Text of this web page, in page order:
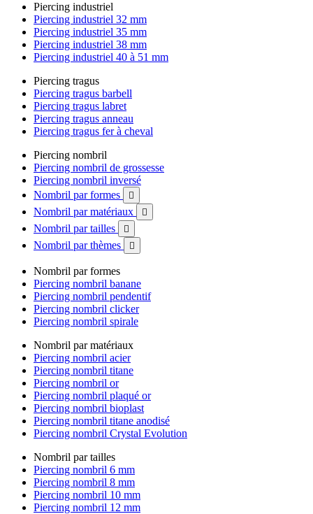
Piercing industriel
Piercing industriel 32 mm
Piercing industriel 35 mm
Piercing industriel 38 mm
Piercing industriel 40 à 51 mm
Piercing tragus
Piercing tragus barbell
Piercing tragus labret
Piercing tragus anneau
Piercing tragus fer à cheval
Piercing nombril
Piercing nombril de grossesse
Piercing nombril inversé
Nombril par formes

Nombril par matériaux 
Nombril par tailles 
Nombril par thèmes 
Nombril par formes
Piercing nombril banane
Piercing nombril pendentif
Piercing nombril clicker
Piercing nombril spirale
Nombril par matériaux
Piercing nombril acier
Piercing nombril titane
Piercing nombril or
Piercing nombril plaqué or
Piercing nombril bioplast
Piercing nombril titane anodisé
Piercing nombril Crystal Evolution
Nombril par tailles
Piercing nombril 6 mm
Piercing nombril 8 mm
Piercing nombril 10 mm
Piercing nombril 12 mm